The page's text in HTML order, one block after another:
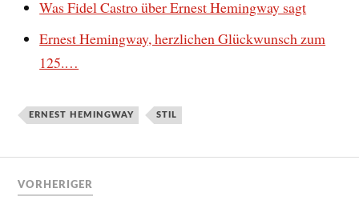
Was Fidel Castro über Ernest Hemingway sagt
Ernest Hemingway, herzlichen Glückwunsch zum
125.…
ERNEST HEMINGWAY STIL
VORHERIGER